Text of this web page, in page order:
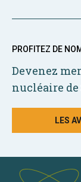
PROFITEZ DE
Devenez
nucléaire de
LES